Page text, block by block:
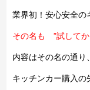
業界初！安心安全の
その名も ”試してか
内容はその名の通り
キッチンカー購入